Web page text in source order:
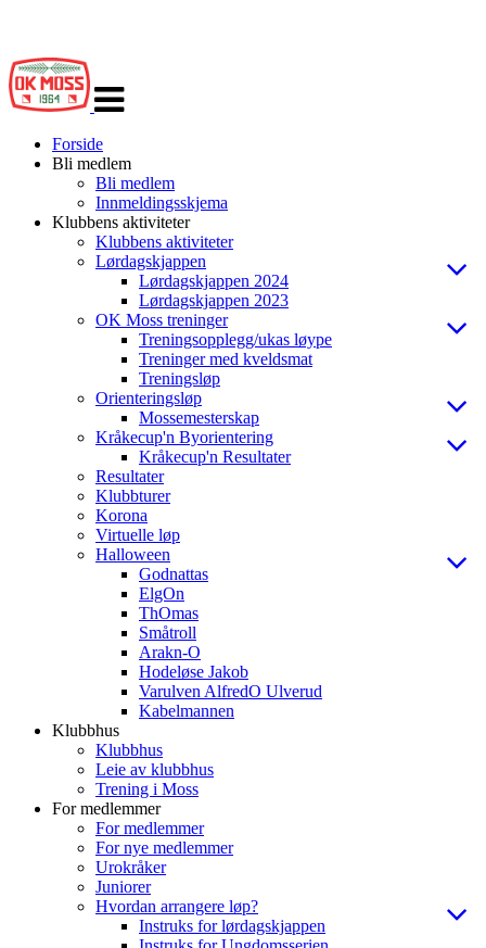
navigasjon
Forside
Bli medlem
Bli medlem
Innmeldingsskjema
Klubbens aktiviteter
Klubbens aktiviteter
Lørdagskjappen
Lørdagskjappen 2024
Lørdagskjappen 2023
OK Moss treninger
Treningsopplegg/ukas løype
Treninger med kveldsmat
Treningsløp
Orienteringsløp
Mossemesterskap
Kråkecup'n Byorientering
Kråkecup'n Resultater
Resultater
Klubbturer
Korona
Virtuelle løp
Halloween
Godnattas
ElgOn
ThOmas
Småtroll
Arakn-O
Hodeløse Jakob
Varulven AlfredO Ulverud
Kabelmannen
Klubbhus
Klubbhus
Leie av klubbhus
Trening i Moss
For medlemmer
For medlemmer
For nye medlemmer
Urokråker
Juniorer
Hvordan arrangere løp?
Instruks for lørdagskjappen